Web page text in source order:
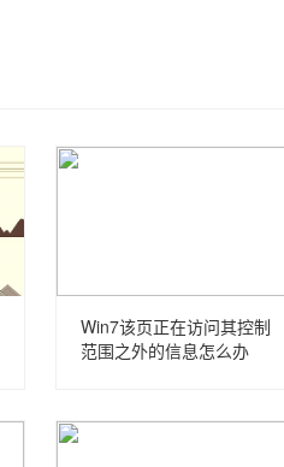
Win7该页正在访问其控制
范围之外的信息怎么办